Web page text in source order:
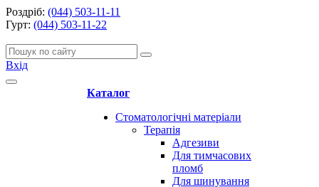
Роздріб: (044) 503-11-11
Гурт: (044) 503-11-22
Вхід
Каталог
Стоматологічні матеріали
Терапія
Адгезиви
Для тимчасових
пломб
Для шинування